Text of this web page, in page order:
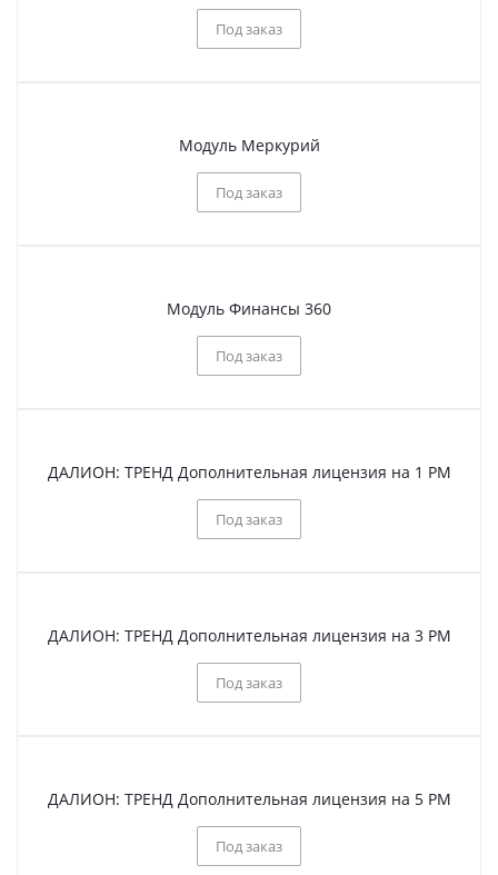
Под заказ
Модуль Меркурий
Под заказ
Модуль Финансы 360
Под заказ
ДАЛИОН: ТРЕНД Дополнительная лицензия на 1 РМ
Под заказ
ДАЛИОН: ТРЕНД Дополнительная лицензия на 3 РМ
Под заказ
ДАЛИОН: ТРЕНД Дополнительная лицензия на 5 РМ
Под заказ